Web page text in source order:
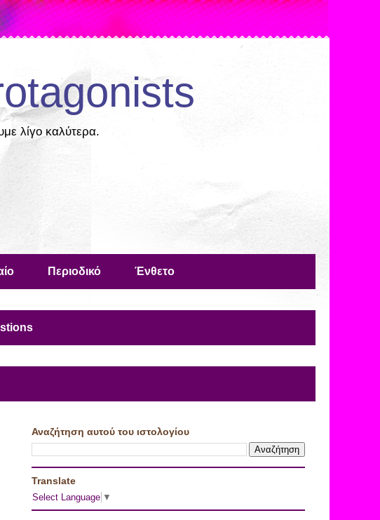
λίγο καλύτερα.
Περιοδικό Ένθετο
Αναζήτηση αυτού του ιστολογίου
Translate
Select Language ▼